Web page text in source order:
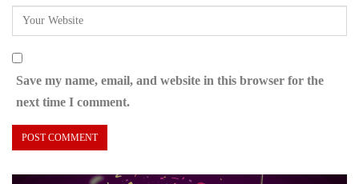
Save my name, email, and website in this browser for the
next time I comment.